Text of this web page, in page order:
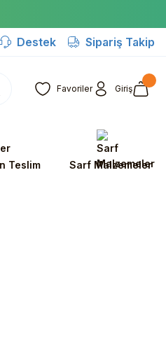
Destek Sipariş Takip
Favoriler Giriş
Teslim Sarf Malzemeler